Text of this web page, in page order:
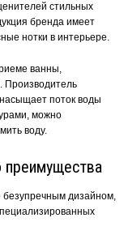
стильных
бренда имеет
нотки в интерьере.
ванны,
Производитель
поток воды
можно
воду.
преимущества
безупречным дизайном,